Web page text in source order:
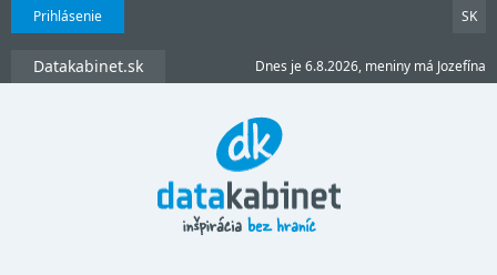
Prihlásenie SK
Datakabinet.sk Dnes je 6.8.2026, meniny má Jozefína